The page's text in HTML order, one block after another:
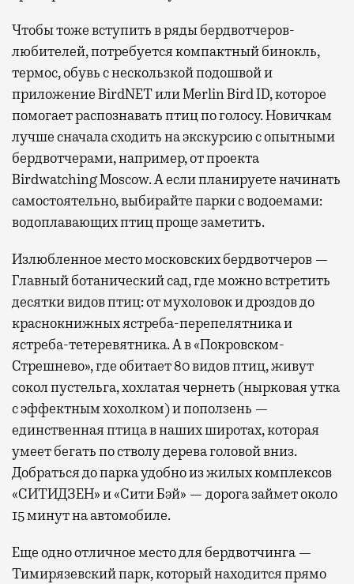
Чтобы тоже вступить в ряды бердвотчеров-
любителей, потребуется компактный бинокль,
термос, обувь с нескользкой подошвой и
приложение BirdNET или Merlin Bird ID, которое
помогает распознавать птиц по голосу. Новичкам
лучше сначала сходить на экскурсию с опытными
бердвотчерами, например, от проекта
Birdwatching Moscow. А если планируете начинать
самостоятельно, выбирайте парки с водоемами:
водоплавающих птиц проще заметить.
Излюбленное место московских бердвотчеров —
Главный ботанический сад, где можно встретить
десятки видов птиц: от мухоловок и дроздов до
краснокнижных ястреба-перепелятника и
ястреба-тетеревятника. А в «Покровском-
Стрешнево», где обитает 80 видов птиц, живут
сокол пустельга, хохлатая чернеть (нырковая утка
с эффектным хохолком) и поползень —
единственная птица в наших широтах, которая
умеет бегать по стволу дерева головой вниз.
Добраться до парка удобно из жилых комплексов
«СИТИДЗЕН» и «Сити Бэй» — дорога займет около
15 минут на автомобиле.
Еще одно отличное место для бердвотчинга —
Тимирязевский парк, который находится прямо